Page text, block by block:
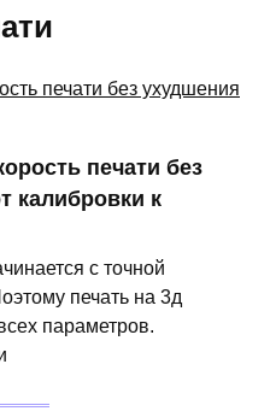
печати без
калибровки к
с точной
печать на 3д
параметров.